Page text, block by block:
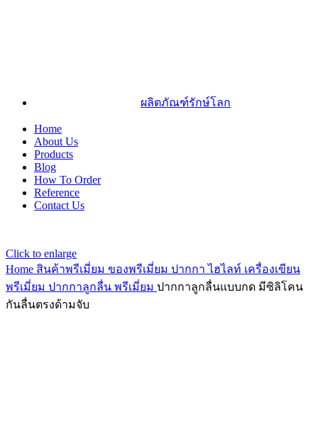
ผลิตภัณฑ์รักษ์โลก
Home
About Us
Products
Blog
How To Order
Reference
Contact Us
Click to enlarge
Home สินค้าพรีเมี่ยม ของพรีเมี่ยม ปากกา ไฮไลท์ เครื่องเขียน
พรีเมี่ยม ปากกาลูกลื่น พรีเมี่ยม ปากกาลูกลื่นแบบกด มีซิลิโคน
กันลื่นตรงด้ามจับ